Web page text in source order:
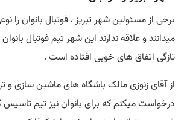
برخی از مسئولین شهر تبریز ، فوتبال بانوان را
میدانند و علاقه ندارند این شهر تیم فوتبال
تازگی اتفاق های خوبی افتاده است .
از آقای زنوزی مالک باشگاه های ماشین سازی و
درخواست میکنم که برای بانوان نیز تیم تاسیس